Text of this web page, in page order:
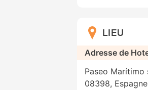
LIEU
Adresse de
Paseo Marítimo
08398, Espagne